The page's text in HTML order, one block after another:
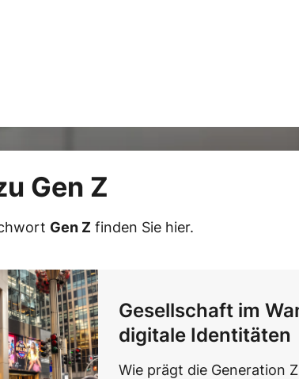
Gen Z
Gen Z finden Sie hier.
Gesellschaft im
digitale Identitäten
Wie prägt die Generation